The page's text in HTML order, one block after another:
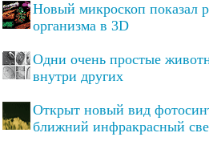
Новый микроскоп показал
организма в 3D
Одни очень простые
внутри других
Открыт новый вид
ближний инфракрасный